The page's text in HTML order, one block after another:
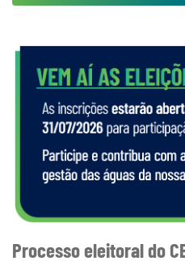
Processo eleitoral do